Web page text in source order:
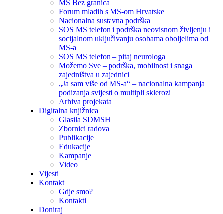
MS Bez granica
Forum mladih s MS-om Hrvatske
Nacionalna sustavna podrška
SOS MS telefon i podrška neovisnom življenju i
socijalnom uključivanju osobama oboljelima od
MS-a
SOS MS telefon – pitaj neurologa
Možemo Sve – podrška, mobilnost i snaga
zajedništva u zajednici
„Ja sam više od MS-a“ – nacionalna kampanja
podizanja svijesti o multipli sklerozi
Arhiva projekata
Digitalna knjižnica
Glasila SDMSH
Zbornici radova
Publikacije
Edukacije
Kampanje
Video
Vijesti
Kontakt
Gdje smo?
Kontakti
Doniraj